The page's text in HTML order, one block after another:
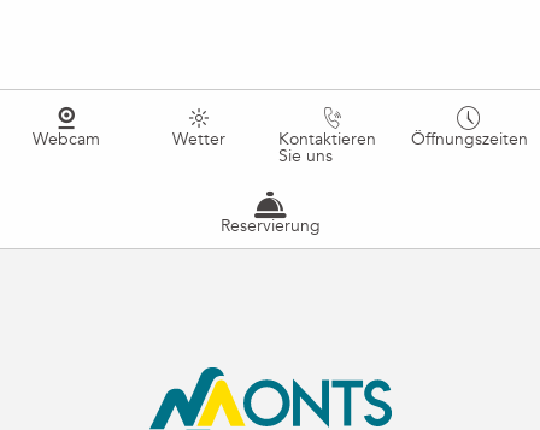
Webcam Wetter Kontaktieren
Sie uns
Öffnungszeiten
Reservierung